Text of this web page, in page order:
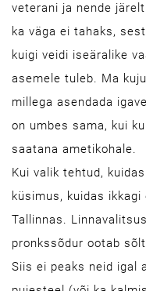
veterani ja nende
ka väga ei tahaks,
kuigi veidi iseäralike
asemele tuleb. Ma
millega asendada
on umbes sama, kui
saatana ametikohale.
Kui valik tehtud,
küsimus, kuidas
Tallinnas.
pronkssõdur ootab
Siis ei peaks neid igal